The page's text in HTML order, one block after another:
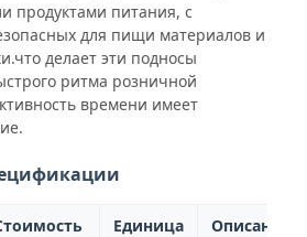
продуктами питания, с
для пищи материалов и
делает эти подносы
ритма розничной
времени имеет
Единица Описание